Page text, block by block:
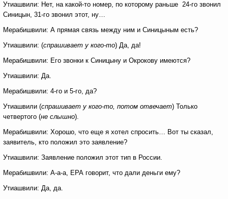
Утиашвили: Нет, на какой-то номер, по которому раньше 24-го звонил
Синицын, 31-го звонил этот, ну…
Мерабишвили: А прямая связь между ним и Синицыным есть?
Утиашвили: (спрашивает у кого-то) Да, да!
Мерабишвили: Его звонки к Синицыну и Окрокову имеются?
Утиашвили: Да.
Мерабишвили: 4-го и 5-го, да?
Утиашвили (спрашивает у кого-то, потом отвечает) Только
четвертого (не слышно).
Мерабишвили: Хорошо, что еще я хотел спросить… Вот ты сказал,
заявитель, кто положил это заявление?
Утиашвили: Заявление положил этот тип в России.
Мерабишвили: А-а-а, ЕРА говорит, что дали деньги ему?
Утиашвили: Да, да.